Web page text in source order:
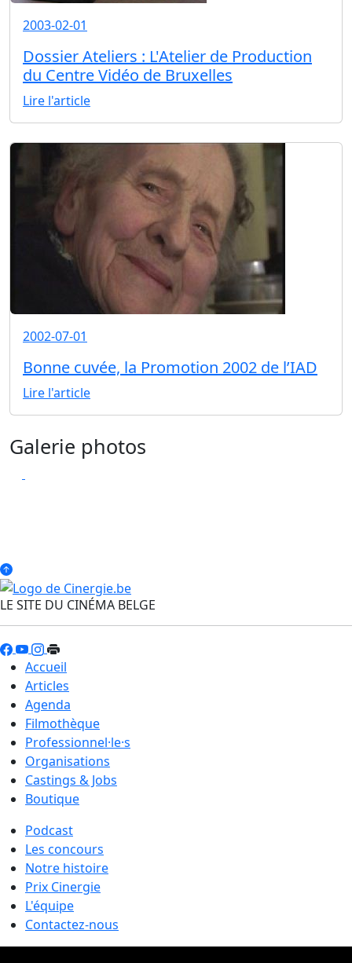
2003-02-01
Dossier Ateliers : L'Atelier de Production
du Centre Vidéo de Bruxelles
Lire l'article
2002-07-01
Bonne cuvée, la Promotion 2002 de l’IAD
Lire l'article
Galerie photos
LE SITE DU CINÉMA BELGE
Accueil
Articles
Agenda
Filmothèque
Professionnel·le·s
Organisations
Castings & Jobs
Boutique
Podcast
Les concours
Notre histoire
Prix Cinergie
L'équipe
Contactez-nous